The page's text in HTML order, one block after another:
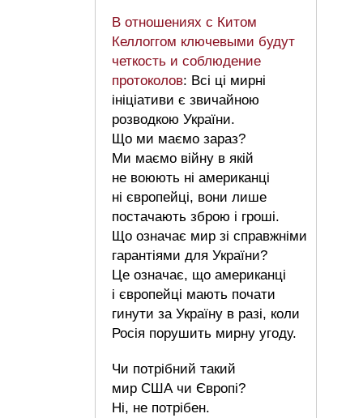
В отношениях с Китом
Келлоггом ключевыми будут
четкость и соблюдение
протоколов: Всі ці мирні
ініціативи є звичайною
розводкою України.
Що ми маємо зараз?
Ми маємо війну в якій
не воюють ні американці
ні європейці, вони лише
постачають зброю і гроші.
Що означає мир зі справжніми
гарантіями для України?
Це означає, що американці
і європейці мають почати
гинути за Україну в разі, коли
Росія порушить мирну угоду.
Чи потрібний такий
мир США чи Європі?
Ні, не потрібен.